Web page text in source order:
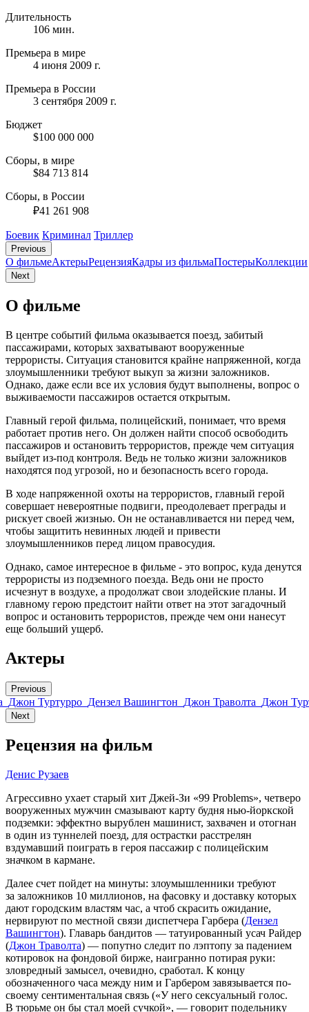
Длительность
106 мин.
Премьера в мире
4 июня 2009 г.
Премьера в России
3 сентября 2009 г.
Бюджет
$100 000 000
Сборы, в мире
$84 713 814
Сборы, в России
₽41 261 908
Боевик Криминал Триллер
Previous
О фильмеАктерыРецензияКадры из фильмaПостерыКоллекции
Next
О фильме
В центре событий фильма оказывается поезд, забитый
пассажирами, которых захватывают вооруженные
террористы. Ситуация становится крайне напряженной, когда
злоумышленники требуют выкуп за жизни заложников.
Однако, даже если все их условия будут выполнены, вопрос о
выживаемости пассажиров остается открытым.
Главный герой фильма, полицейский, понимает, что время
работает против него. Он должен найти способ освободить
пассажиров и остановить террористов, прежде чем ситуация
выйдет из-под контроля. Ведь не только жизни заложников
находятся под угрозой, но и безопасность всего города.
В ходе напряженной охоты на террористов, главный герой
совершает невероятные подвиги, преодолевает преграды и
рискует своей жизнью. Он не останавливается ни перед чем,
чтобы защитить невинных людей и привести
злоумышленников перед лицом правосудия.
Однако, самое интересное в фильме - это вопрос, куда денутся
террористы из подземного поезда. Ведь они не просто
исчезнут в воздухе, а продолжат свои злодейские планы. И
главному герою предстоит найти ответ на этот загадочный
вопрос и остановить террористов, прежде чем они нанесут
еще больший ущерб.
Актеры
Previous
Джон Туртурро Дензел Вашингтон Джон Траволта Джон
Next
Рецензия на фильм
Денис Рузаев
Агрессивно ухает старый хит Джей-Зи «99 Problems», четверо
вооруженных мужчин смазывают карту будня нью-йоркской
подземки: эффектно вырублен машинист, захвачен и отогнан
в один из туннелей поезд, для острастки расстрелян
вздумавший поиграть в героя пассажир с полицейским
значком в кармане.
Далее счет пойдет на минуты: злоумышленники требуют
за заложников 10 миллионов, на фасовку и доставку которых
дают городским властям час, а чтоб скрасить ожидание,
нервируют по местной связи диспетчера Гарбера (Дензел
Вашингтон). Главарь бандитов — татуированный усач Райдер
(Джон Траволта) — попутно следит по лэптопу за падением
котировок на фондовой бирже, наигранно потирая руки:
зловредный замысел, очевидно, сработал. К концу
обозначенного часа между ним и Гарбером завязывается по-
своему сентиментальная связь («У него сексуальный голос.
В тюрьме он бы стал моей сучкой», — говорит подельнику